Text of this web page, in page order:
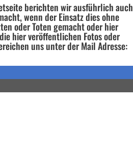
berichten wir ausführlich auch
wenn der Einsatz dies ohne
oder Toten gemacht oder hier
hier veröffentlichen Fotos oder
uns unter der Mail Adresse: